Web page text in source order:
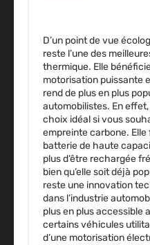
D’un point de vue
reste l’une des
thermique. Elle
motorisation puissante
rend de plus en plus
automobilistes. En effet,
choix idéal si vous
empreinte carbone. Elle
batterie de haute
plus d’être rechargée
bien qu’elle soit déjà
reste une innovation
dans l’industrie
plus en plus accessible
certains véhicules
d’une motorisation